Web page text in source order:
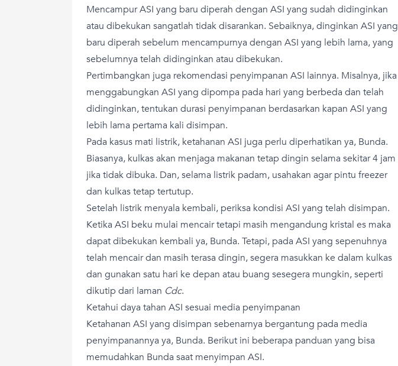
Mencampur ASI yang baru diperah dengan ASI yang sudah didinginkan
atau dibekukan sangatlah tidak disarankan. Sebaiknya, dinginkan ASI yang
baru diperah sebelum mencampurnya dengan ASI yang lebih lama, yang
sebelumnya telah didinginkan atau dibekukan.
Pertimbangkan juga rekomendasi penyimpanan ASI lainnya. Misalnya, jika
menggabungkan ASI yang dipompa pada hari yang berbeda dan telah
didinginkan, tentukan durasi penyimpanan berdasarkan kapan ASI yang
lebih lama pertama kali disimpan.
Pada kasus mati listrik, ketahanan ASI juga perlu diperhatikan ya, Bunda.
Biasanya, kulkas akan menjaga makanan tetap dingin selama sekitar 4 jam
jika tidak dibuka. Dan, selama listrik padam, usahakan agar pintu freezer
dan kulkas tetap tertutup.
Setelah listrik menyala kembali, periksa kondisi ASI yang telah disimpan.
Ketika ASI beku mulai mencair tetapi masih mengandung kristal es maka
dapat dibekukan kembali ya, Bunda. Tetapi, pada ASI yang sepenuhnya
telah mencair dan masih terasa dingin, segera masukkan ke dalam kulkas
dan gunakan satu hari ke depan atau buang sesegera mungkin, seperti
dikutip dari laman Cdc.
Ketahui daya tahan ASI sesuai media penyimpanan
Ketahanan ASI yang disimpan sebenarnya bergantung pada media
penyimpanannya ya, Bunda. Berikut ini beberapa panduan yang bisa
memudahkan Bunda saat menyimpan ASI.